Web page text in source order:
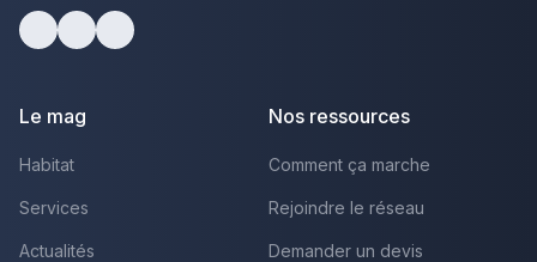
Le mag
Habitat
Services
Actualités
Nos ressources
Comment ça marche
Rejoindre le réseau
Demander un devis